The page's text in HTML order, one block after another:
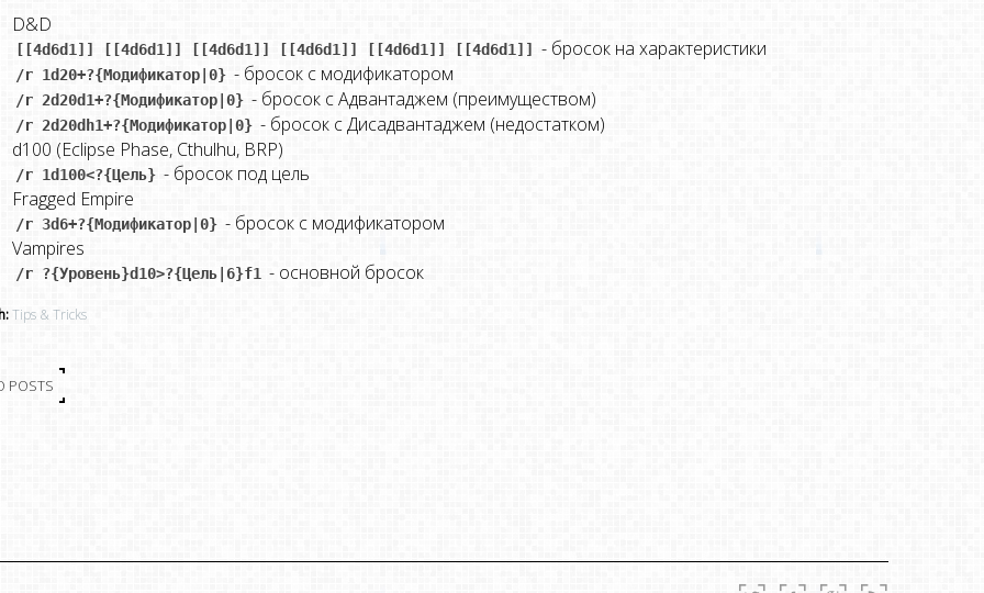
D&D
[[4d6d1]] [[4d6d1]] [[4d6d1]] [[4d6d1]] [[4d6d1]] [[4d6d1]] - бросок на характеристики
/r 1d20+?{Модификатор|0} - бросок с модификатором
/r 2d20d1+?{Модификатор|0} - бросок с Адвантаджем (преимуществом)
/r 2d20dh1+?{Модификатор|0} - бросок с Дисадвантаджем (недостатком)
d100 (Eclipse Phase, Cthulhu, BRP)
/r 1d100<?{Цель} - бросок под цель
Fragged Empire
/r 3d6+?{Модификатор|0} - бросок с модификатором
Vampires
/r ?{Уровень}d10>?{Цель|6}f1 - основной бросок
Tips & Tricks
POSTS